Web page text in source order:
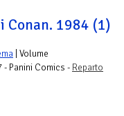
Conan. 1984 (1)
| Volume
- Panini Comics - Reparto